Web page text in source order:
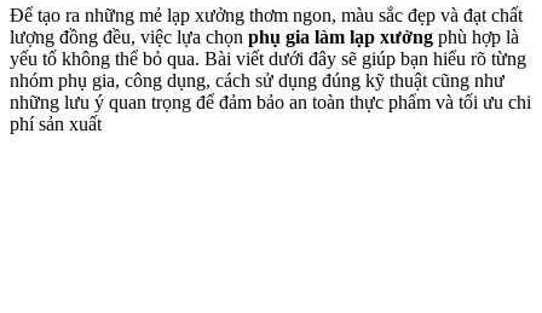
Để tạo ra những mẻ lạp xưởng thơm ngon, màu sắc đẹp và đạt chất
lượng đồng đều, việc lựa chọn phụ gia làm lạp xưởng phù hợp là
yếu tố không thể bỏ qua. Bài viết dưới đây sẽ giúp bạn hiểu rõ từng
nhóm phụ gia, công dụng, cách sử dụng đúng kỹ thuật cũng như
những lưu ý quan trọng để đảm bảo an toàn thực phẩm và tối ưu chi
phí sản xuất